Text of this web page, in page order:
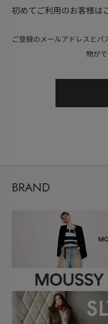
初めてご利用のお客様は
ご登録のメールアドレスと
物が
BRAND